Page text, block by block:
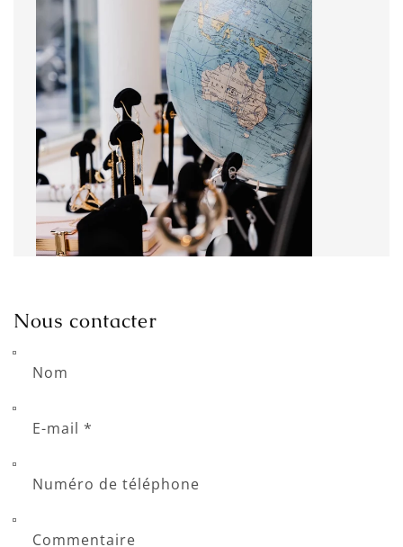
Nous contacter
Nom
E-mail *
Numéro de téléphone
Commentaire